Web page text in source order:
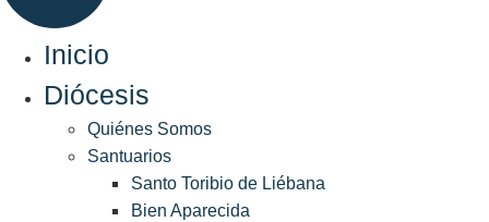
Inicio
Diócesis
Quiénes Somos
Santuarios
Santo Toribio de Liébana
Bien Aparecida